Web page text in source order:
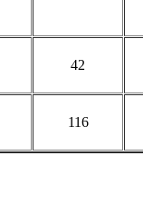
42
116